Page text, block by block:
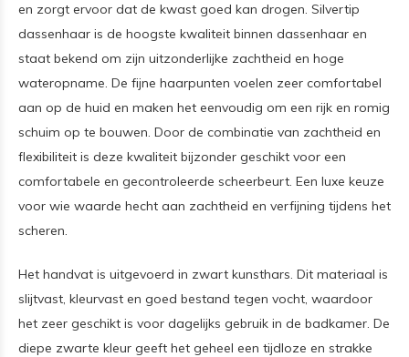
en zorgt ervoor dat de kwast goed kan drogen. Silvertip
dassenhaar is de hoogste kwaliteit binnen dassenhaar en
staat bekend om zijn uitzonderlijke zachtheid en hoge
wateropname. De fijne haarpunten voelen zeer comfortabel
aan op de huid en maken het eenvoudig om een rijk en romig
schuim op te bouwen. Door de combinatie van zachtheid en
flexibiliteit is deze kwaliteit bijzonder geschikt voor een
comfortabele en gecontroleerde scheerbeurt. Een luxe keuze
voor wie waarde hecht aan zachtheid en verfijning tijdens het
scheren.
Het handvat is uitgevoerd in zwart kunsthars. Dit materiaal is
slijtvast, kleurvast en goed bestand tegen vocht, waardoor
het zeer geschikt is voor dagelijks gebruik in de badkamer. De
diepe zwarte kleur geeft het geheel een tijdloze en strakke